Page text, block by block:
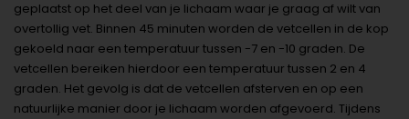
geplaatst op het deel van je lichaam waar je graag af wilt van
overtollig vet. Binnen 45 minuten worden de vetcellen in de kop
gekoeld naar een temperatuur tussen -7 en -10 graden. De
vetcellen bereiken hierdoor een temperatuur tussen 2 en 4
graden. Het gevolg is dat de vetcellen afsterven en op een
natuurlijke manier door je lichaam worden afgevoerd. Tijdens